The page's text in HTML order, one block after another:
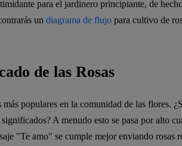
para el jardinero principiante, de
un diagrama de flujopara cultivo de
de las Rosas
más populares en la comunidad de las flores.
A menudo esto se pasa por alto
"Te amo" se cumple mejor enviando rosas